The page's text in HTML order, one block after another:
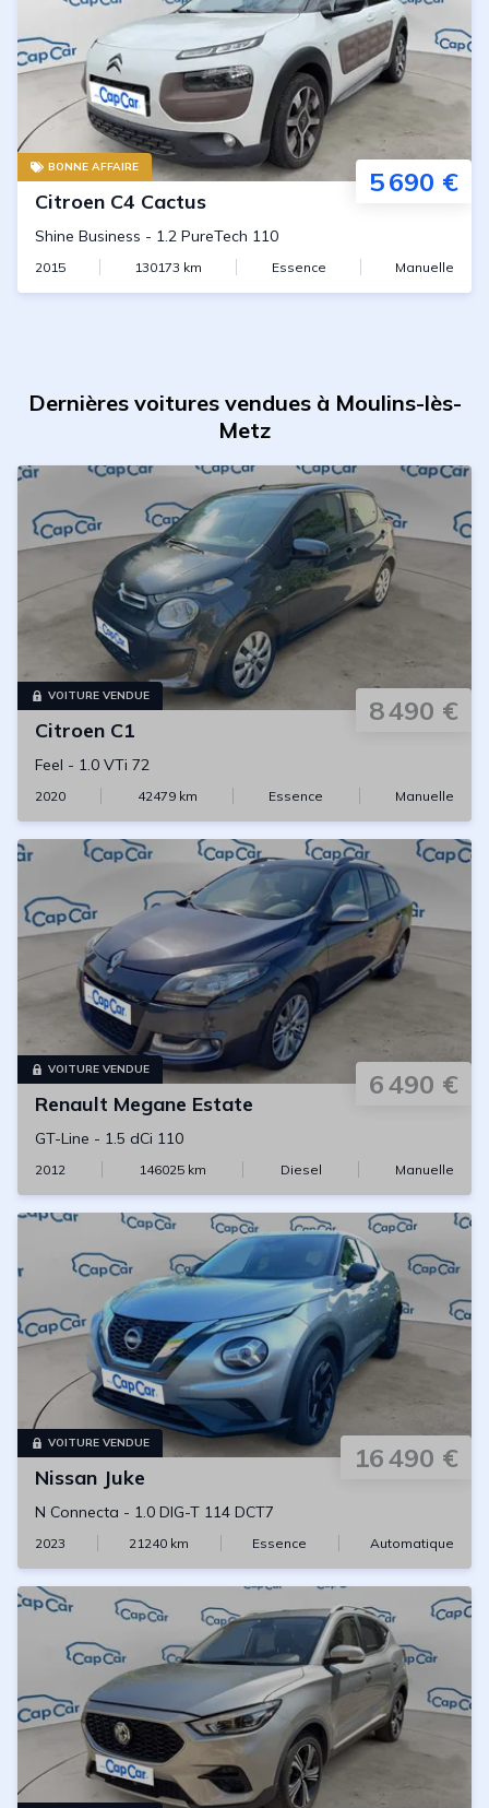
BONNE AFFAIRE 5 690 €
Citroen C4 Cactus
Shine Business - 1.2 PureTech 110
2015 130173 km Essence Manuelle
Dernières voitures vendues à Moulins-lès-
Metz
VOITURE VENDUE 8 490 €
Citroen C1
Feel - 1.0 VTi 72
2020 42479km Essence Manuelle
VOITURE VENDUE 6 490 €
Renault Megane Estate
GT-Line - 1.5 dCi 110
2012 146025 km Diesel Manuelle
VOITURE VENDUE 16 490 €
Nissan Juke
N Connecta - 1.0 DIG-T 114 DCT7
2023 21240 km Essence Automatique